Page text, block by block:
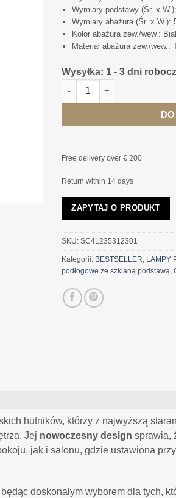
Wymiary podstawy (Śr. x
Wymiary abażura (Śr. x W.):
Kolor abażura zew./wew.:
Materiał abażura zew./wew.:
Wysyłka: 1 - 3 dni
ilość LAMPA
Free delivery over € 200
Return within 14 days
ZAPYTAJ O PRODUKT
SKU:SC4L235312301
Kategorii: BESTSELLER, LAMPY
podłogowe ze szklaną podstawą,
hutników, którzy z najwyższą
Jej nowoczesny design sprawia,
jak i salonu, gdzie ustawiona
doskonałym wyborem dla tych,